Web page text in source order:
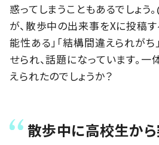
惑ってしまうこともあるでしょ
が、散歩中の出来事をXに投稿す
能性ある」「結構間違えられがち
せられ、話題になっています。
えられたのでしょうか？
散歩中に高校生か